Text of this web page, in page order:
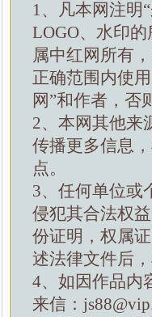
1、凡本网注明
LOGO、水印
属中红网所有
正确范围内使
网”和作者，否
2、本网其他来
传播更多信息
点。
3、任何单位或
侵犯其合法权
份证明，权属
述法律文件后
4、如因作品内
来信：